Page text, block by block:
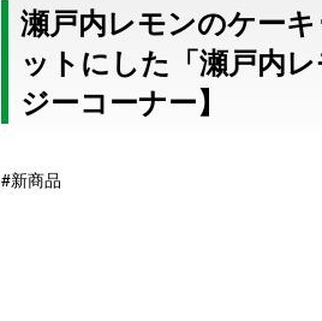
瀬戸内レモンのケー
ットにした「瀬戸内
ジーコーナー】
#新商品